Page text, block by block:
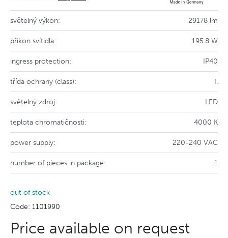
světelný výkon: 29178 lm
příkon svítidla: 195.8 W
ingress protection: IP40
třída ochrany (class): I.
světelný zdroj: LED
teplota chromatičnosti: 4000 K
power supply: 220-240 VAC
number of pieces in package: 1
out of stock
Code: 1101990
Price available on request